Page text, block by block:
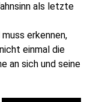
als letzte
erkennen,
einmal die
an sich und seine